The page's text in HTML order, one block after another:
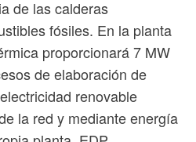
de las calderas
fósiles. En la planta
proporcionará 7 MW
de elaboración de
renovable
la red y mediante energía